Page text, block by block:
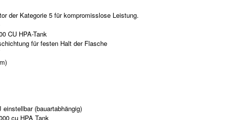
der Kategorie 5 für kompromisslose Leistung.
CU HPA-Tank
für festen Halt der Flasche
(bauartabhängig)
cu HPA Tank